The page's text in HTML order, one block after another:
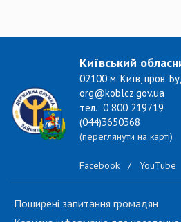
Київський
02100 м. Київ, пров.
org@koblcz.gov.ua
тел.: 0 800 219719
(044)3650368
(переглянути на карті)
Facebook / YouTube
Поширені запитання громадян